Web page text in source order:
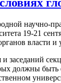
научно-
19-21
власти
заседаний
должны быть